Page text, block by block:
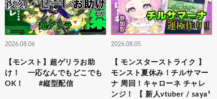
2026.08.06
【モンスト】超ゲリラお助
け！ 一応なんでもどこでも
OK！ #縦型配信
2026.08.05
【 モンスターストライク 】
モンスト夏休み！チルサマー
ナ 周回！キャローネ チャレ
ンジ！ 【 新人vtuber / saya²